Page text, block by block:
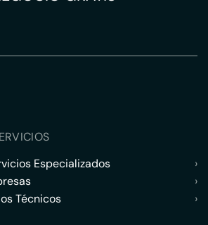
Especializados
›
›
Técnicos
›